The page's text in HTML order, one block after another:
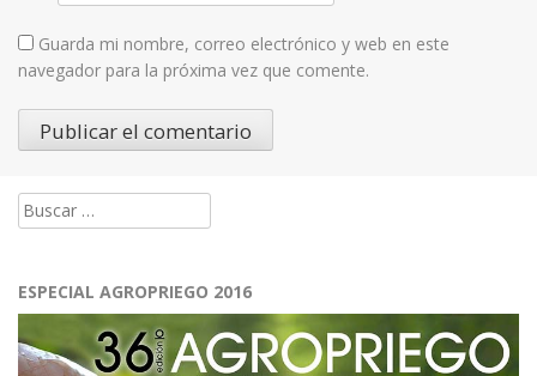
Guarda mi nombre, correo electrónico y web en este
navegador para la próxima vez que comente.
Buscar:
ESPECIAL AGROPRIEGO 2016